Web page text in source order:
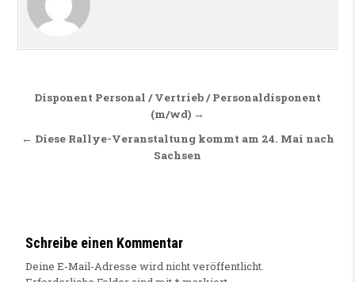
Beitragsnavigation
Disponent Personal / Vertrieb / Personaldisponent
(m/wd) →
← Diese Rallye-Veranstaltung kommt am 24. Mai nach
Sachsen
Schreibe einen Kommentar
Deine E-Mail-Adresse wird nicht veröffentlicht.